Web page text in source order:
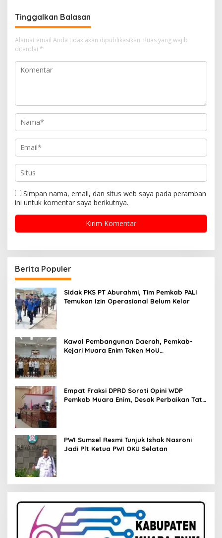
Tinggalkan Balasan
Alamat email Anda tidak akan dipublikasikan. Ruas yang wajib
ditandai *
Simpan nama, email, dan situs web saya pada peramban
ini untuk komentar saya berikutnya.
Berita Populer
Sidak PKS PT Aburahmi, Tim Pemkab PALI
Temukan Izin Operasional Belum Kelar
Kawal Pembangunan Daerah, Pemkab-
Kejari Muara Enim Teken MoU
Empat Fraksi DPRD Soroti Opini WDP
Pemkab Muara Enim, Desak Perbaikan Tata
PWI Sumsel Resmi Tunjuk Ishak Nasroni
Jadi Plt Ketua PWI OKU Selatan